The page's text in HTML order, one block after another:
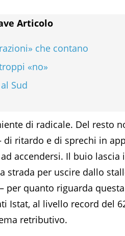
Articolo
che contano
«no»
Sud
di radicale. Del resto
di ritardo e di sprechi in
accendersi. Il buio lascia
strada per uscire dallo
per quanto riguarda
Istat, al livello record del
retributivo.